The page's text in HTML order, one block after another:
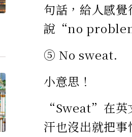
句話，給人感
說“no
⑤ No sweat.
小意思！
“Sweat”在英
汗也沒出就把